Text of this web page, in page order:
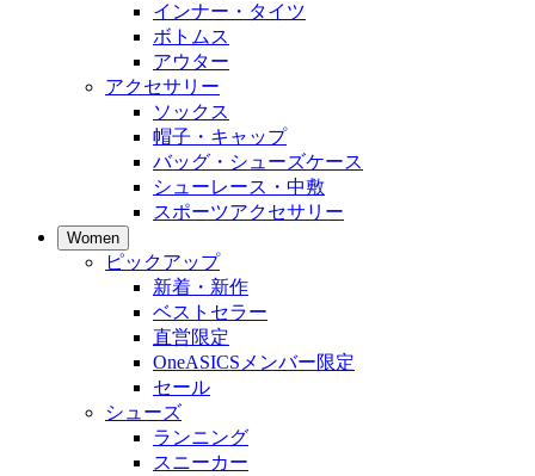
インナー・タイツ
ボトムス
アウター
アクセサリー
ソックス
帽子・キャップ
バッグ・シューズケース
シューレース・中敷
スポーツアクセサリー
Women
ピックアップ
新着・新作
ベストセラー
直営限定
OneASICSメンバー限定
セール
シューズ
ランニング
スニーカー